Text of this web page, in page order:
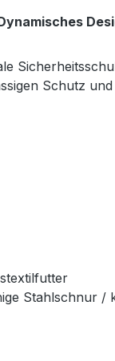
Schutz
Stahlschnur /